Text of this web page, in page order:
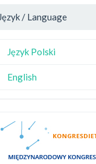
Język / Language
Język Polski
English